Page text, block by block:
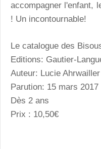
accompagner l'enfant,
! Un incontournable!
Le catalogue des
Editions: Gautier-
Auteur: Lucie Ahrwailler
Parution: 15 mars 2017
Dès 2 ans
Prix : 10,50€